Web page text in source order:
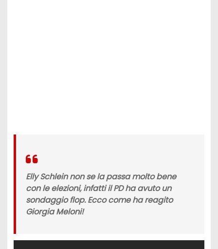
Elly Schlein non se la passa molto bene
con le elezioni, infatti il PD ha avuto un
sondaggio flop. Ecco come ha reagito
Giorgia Meloni!